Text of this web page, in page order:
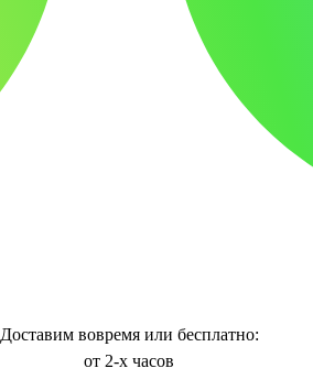
Доставим вовремя или бесплатно:
от 2-х часов